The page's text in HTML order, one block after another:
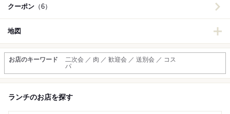
クーポン （6）
地図
お店のキーワード
二次会 ／ 肉 ／ 歓迎会 ／ 送別会 ／ コス
パ
ランチのお店を探す